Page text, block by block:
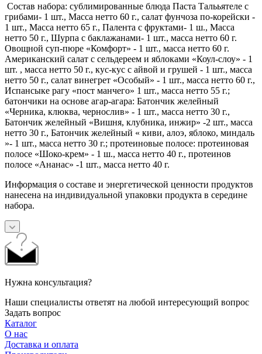
Состав набора: сублимированные блюда Паста Талььятеле с
грибами- 1 шт., Масса нетто 60 г., салат фунчоза по-корейски -
1 шт., Масса нетто 65 г., Палента с фруктами- 1 ш., Масса
нетто 50 г., Шурпа с баклажанами- 1 шт., масса нетто 60 г.
Овощной суп-пюре «Комфорт» - 1 шт., масса нетто 60 г.
Американский салат с сельдереем и яблоками «Коул-слоу» - 1
шт. , масса нетто 50 г., кус-кус с айвой и грушей - 1 шт., масса
нетто 50 г., салат винегрет «Особый» - 1 шт., масса нетто 60 г.,
Испансыке рагу «пост манчего» 1 шт., масса нетто 55 г.;
батончики на основе агар-агара: Батончик желейный
«Черника, клюква, чернослив» - 1 шт., масса нетто 30 г.,
Батончик желейный «Вишня, клубника, инжир» -2 шт., масса
нетто 30 г., Батончик желейный « киви, алоэ, яблоко, миндаль
»- 1 шт., масса нетто 30 г.; протеиновые полосе: протеиновая
полосе «Шоко-крем» - 1 ш., масса нетто 40 г., протеинов
полосе «Ананас» -1 шт., масса нетто 40 г.
Информация о составе и энергетической ценности продуктов
нанесена на индивидуальной упаковки продукта в середине
набора.
Нужна консультация?
Наши специалисты ответят на любой интересующий вопрос
Задать вопрос
Каталог
О нас
Доставка и оплата